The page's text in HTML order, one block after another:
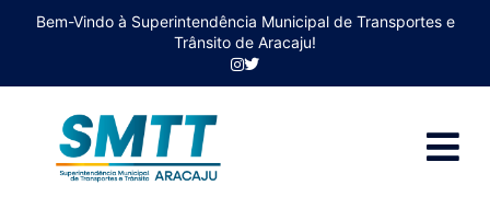
Bem-Vindo à Superintendência Municipal de Transportes e
Trânsito de Aracaju!